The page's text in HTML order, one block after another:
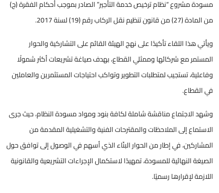
مسودة مشروع “نظام ترخيص خدمة التأجير” الصادر بموجب أحكام الفقرة (ج)
من المادة (27) من قانون تنظيم نقل الركاب رقم (19) لسنة 2017.
ويأتي هذا اللقاء تأكيدًا على نهج الهيئة القائم على التشاركية والحوار
المستمر مع شركائها وممثلي القطاع، بهدف صياغة تشريعات أكثر شمولًا
وفاعلية، تستجيب لمتطلبات التطوير وتواكب احتياجات المستثمرين والعاملين
في القطاع.
وشهد الاجتماع مناقشة شاملة لكافة بنود ومواد مسودة النظام، حيث جرى
الاستماع إلى الملاحظات والمقترحات الفنية والتشغيلية المقدمة من
المشاركين، في إطار من الحوار البنّاء الذي أسهم في الوصول إلى توافق حول
الصيغة النهائية للمسودة، تمهيدًا لاستكمال الإجراءات التشريعية والقانونية
اللازمة لإقرارها رسميًا.